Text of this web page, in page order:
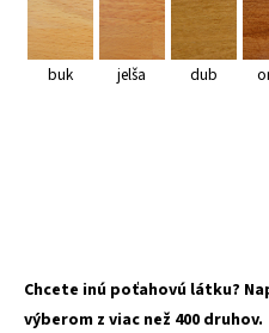
buk jelša dub
Chcete inú poťahovú látku?
výberom z viac než 400 druhov.